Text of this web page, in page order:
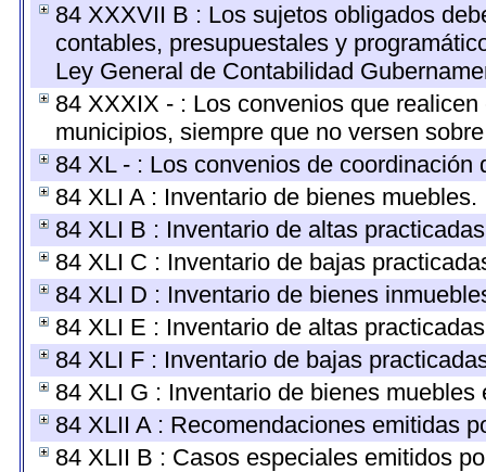
84 XXXVII B : Los sujetos obligados
contables, presupuestales y
Ley General de Contabilidad
84 XXXIX - : Los convenios que
municipios, siempre que no versen
84 XL - : Los convenios de
84 XLI A : Inventario de bienes muebles.
84 XLI B : Inventario de altas
84 XLI C : Inventario de bajas
84 XLI D : Inventario de bienes
84 XLI E : Inventario de altas
84 XLI F : Inventario de bajas
84 XLI G : Inventario de bienes muebles
84 XLII A : Recomendaciones emitidas
84 XLII B : Casos especiales emitidos